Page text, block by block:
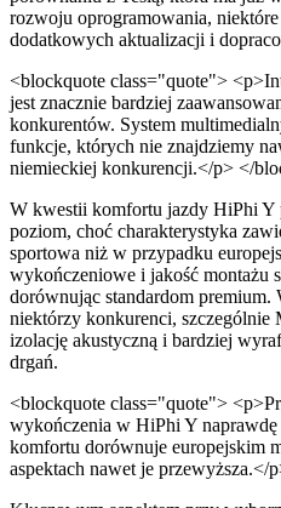
rozwoju oprogramowania,
dodatkowych aktualizacji i
<blockquote class="quote">
jest znacznie bardziej
konkurentów. System
funkcje, których nie znajdziemy
niemieckiej konkurencji.</p> </
W kwestii komfortu jazdy HiPhi Y
poziom, choć charakterystyka
sportowa niż w przypadku
wykończeniowe i jakość montażu
dorównując standardom premium.
niektórzy konkurenci, szczególnie
izolację akustyczną i bardziej
drgań.
<blockquote class="quote">
wykończenia w HiPhi Y
komfortu dorównuje europejskim
aspektach nawet je przewyższa.</